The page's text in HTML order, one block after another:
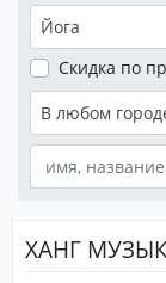
Йога
Скидка по
В любом
ХАНГ